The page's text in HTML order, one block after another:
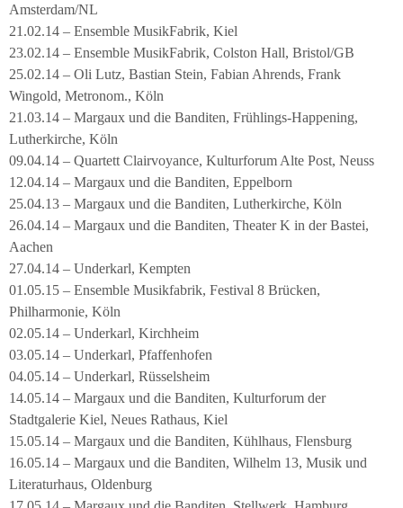
Amsterdam/NL
21.02.14 – Ensemble MusikFabrik, Kiel
23.02.14 – Ensemble MusikFabrik, Colston Hall, Bristol/GB
25.02.14 – Oli Lutz, Bastian Stein, Fabian Ahrends, Frank
Wingold, Metronom., Köln
21.03.14 – Margaux und die Banditen, Frühlings-Happening,
Lutherkirche, Köln
09.04.14 – Quartett Clairvoyance, Kulturforum Alte Post, Neuss
12.04.14 – Margaux und die Banditen, Eppelborn
25.04.13 – Margaux und die Banditen, Lutherkirche, Köln
26.04.14 – Margaux und die Banditen, Theater K in der Bastei,
Aachen
27.04.14 – Underkarl, Kempten
01.05.15 – Ensemble Musikfabrik, Festival 8 Brücken,
Philharmonie, Köln
02.05.14 – Underkarl, Kirchheim
03.05.14 – Underkarl, Pfaffenhofen
04.05.14 – Underkarl, Rüsselsheim
14.05.14 – Margaux und die Banditen, Kulturforum der
Stadtgalerie Kiel, Neues Rathaus, Kiel
15.05.14 – Margaux und die Banditen, Kühlhaus, Flensburg
16.05.14 – Margaux und die Banditen, Wilhelm 13, Musik und
Literaturhaus, Oldenburg